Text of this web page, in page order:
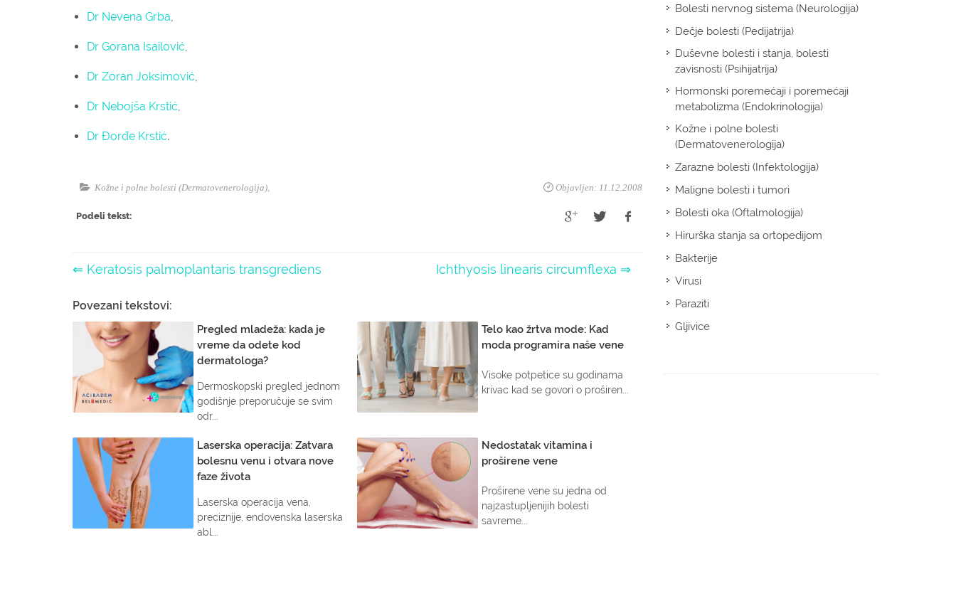
Dr Nevena Grba,
Dr Gorana Isailović,
Dr Zoran Joksimović,
Dr Nebojša Krstić,
Dr Đorđe Krstić.
Objavljen: 11.12.2008
Kožne i polne bolesti (Dermatovenerologija)
Podeli tekst:
⇐ Keratosis palmoplantaris transgrediens Ichthyosis linearis circumflexa ⇒
Povezani tekstovi:
Pregled mladeža: kada je
vreme da odete kod
dermatologa?
Dermoskopski pregled jednom
godišnje preporučuje se svim
odr...
Telo kao žrtva mode: Kad
moda programira naše vene
Visoke potpetice su godinama
krivac kad se govori o proširen...
Laserska operacija: Zatvara
bolesnu venu i otvara nove
faze života
Laserska operacija vena,
preciznije, endovenska laserska
abl...
Nedostatak vitamina i
proširene vene
Proširene vene su jedna od
najzastupljenijih bolesti
savreme...
Bolesti nervnog sistema (Neurologija)
Dečje bolesti (Pedijatrija)
Duševne bolesti i stanja, bolesti
zavisnosti (Psihijatrija)
Hormonski poremećaji i poremećaji
metabolizma (Endokrinologija)
Kožne i polne bolesti
(Dermatovenerologija)
Zarazne bolesti (Infektologija)
Maligne bolesti i tumori
Bolesti oka (Oftalmologija)
Hirurška stanja sa ortopedijom
Bakterije
Virusi
Paraziti
Gljivice